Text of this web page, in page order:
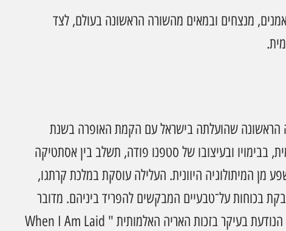
מנצחים ובמאים מהשורה הראשונה בעולם, לצד
שהועלתה בישראל עם הקמת האופרה בשנת
בבימויו ובעיצובו של סטפנו פודה, תשלב בין אסתטיקה
מן המיתולוגיה היוונית. העלילה עוסקת במלכת קרתגו,
בכוחות על־טבעיים המבקשים להפריד ביניהם. מדובר
באחת מיצירות היסוד של האופרה האנגלית, הנודעת בעיקר בזכות האריה האלמותית "When I Am Laid